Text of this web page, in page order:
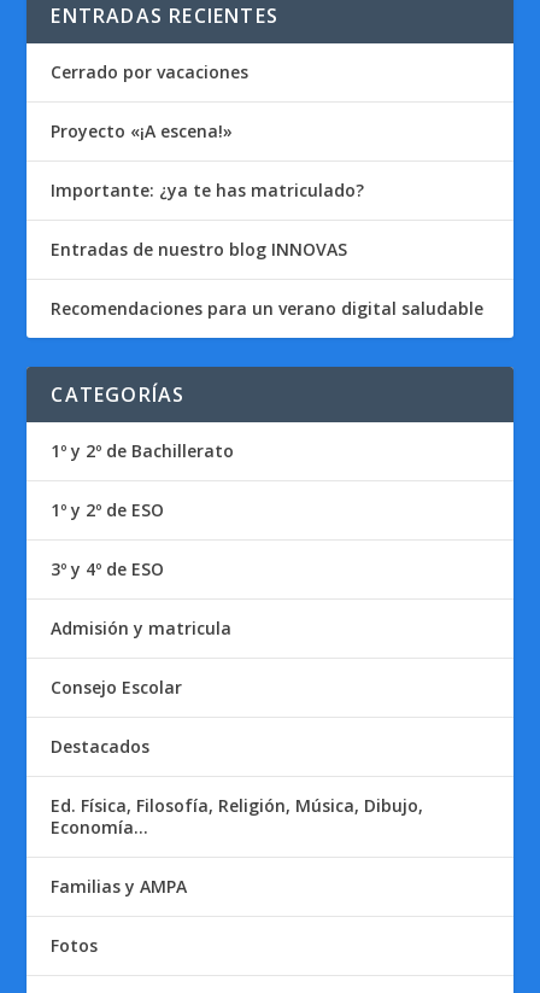
ENTRADAS RECIENTES
Cerrado por vacaciones
Proyecto «¡A escena!»
Importante: ¿ya te has matriculado?
Entradas de nuestro blog INNOVAS
Recomendaciones para un verano digital saludable
CATEGORÍAS
1º y 2º de Bachillerato
1º y 2º de ESO
3º y 4º de ESO
Admisión y matricula
Consejo Escolar
Destacados
Ed. Física, Filosofía, Religión, Música, Dibujo,
Economía…
Familias y AMPA
Fotos